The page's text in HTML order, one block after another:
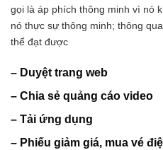
gọi là áp phích thông minh vì nó
nó thực sự thông minh; thông
thể đạt được
– Duyệt trang web
– Chia sẻ quảng cáo video
– Tải ứng dụng
– Phiếu giảm giá, mua vé